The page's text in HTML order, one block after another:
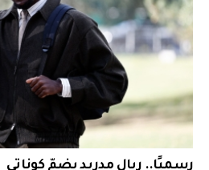
رسميًا.. ريال مدريد يضمّ كوناتي